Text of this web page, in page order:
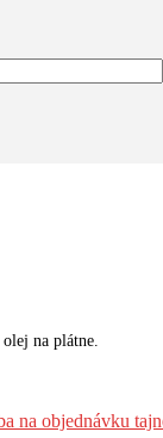
olej na plátne.